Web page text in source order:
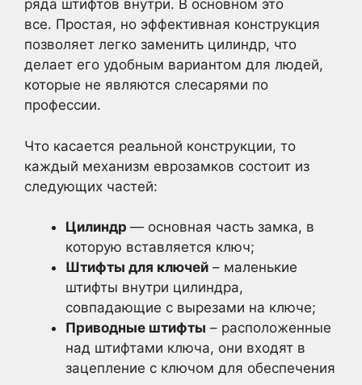
ряда штифтов внутри. В основном это
все. Простая, но эффективная конструкция
позволяет легко заменить цилиндр, что
делает его удобным вариантом для людей,
которые не являются слесарями по
профессии.
Что касается реальной конструкции, то
каждый механизм еврозамков состоит из
следующих частей:
Цилиндр — основная часть замка, в
которую вставляется ключ;
Штифты для ключей – маленькие
штифты внутри цилиндра,
совпадающие с вырезами на ключе;
Приводные штифты – расположенные
над штифтами ключа, они входят в
зацепление с ключом для обеспечения